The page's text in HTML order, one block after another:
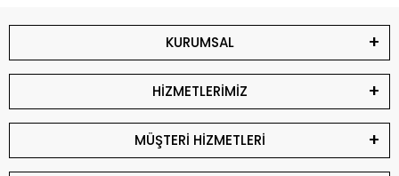
KURUMSAL
HİZMETLERİMİZ
MÜŞTERİ HİZMETLERİ